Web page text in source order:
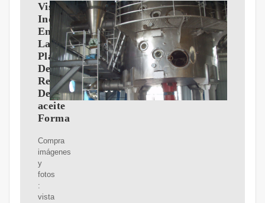
Vista
Industrial
En
La
Planta
De
Refinería
De
aceite
Forma
Compra
imágenes
y
fotos
:
vista